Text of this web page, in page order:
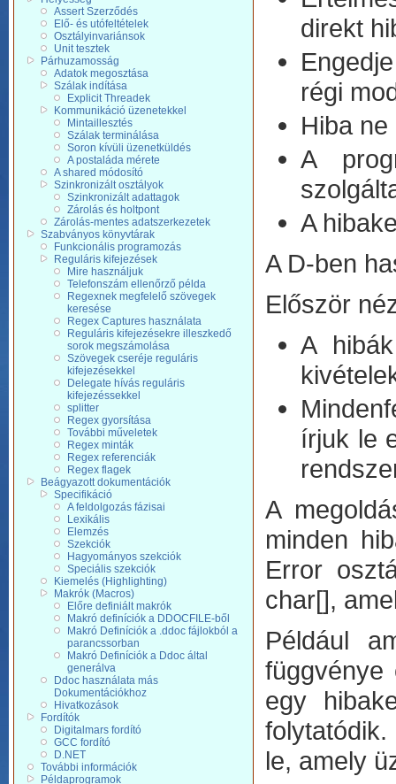
Assert Szerződés
Elő- és utófeltételek
Osztályinvariánsok
Unit tesztek
Párhuzamosság
Adatok megosztása
Szálak indítása
Explicit Threadek
Kommunikáció üzenetekkel
Mintaillesztés
Szálak terminálása
Soron kívüli üzenetküldés
A postaláda mérete
A shared módosító
Szinkronizált osztályok
Szinkronizált adattagok
Zárolás és holtpont
Zárolás-mentes adatszerkezetek
Szabványos könyvtárak
Funkcionális programozás
Reguláris kifejezések
Mire használjuk
Telefonszám ellenőrző példa
Regexnek megfelelő szövegek
keresése
Regex Captures használata
Reguláris kifejezésekre illeszkedő
sorok megszámolása
Szövegek cseréje reguláris
kifejezésekkel
Delegate hívás reguláris
kifejezéssekkel
splitter
Regex gyorsítása
További műveletek
Regex minták
Regex referenciák
Regex flagek
Beágyazott dokumentációk
Specifikáció
A feldolgozás fázisai
Lexikális
Elemzés
Szekciók
Hagyományos szekciók
Speciális szekciók
Kiemelés (Highlighting)
Makrók (Macros)
Előre definiált makrók
Makró definíciók a DDOCFILE-ből
Makró Definíciók a .ddoc fájlokból a
parancssorban
Makró Definíciók a Ddoc által
generálva
Ddoc használata más
Dokumentációkhoz
Hivatkozások
Fordítók
Digitalmars fordító
GCC fordító
D.NET
További információk
Példaprogramok
direkt
régi
Hiba
A
A
A D-ben
Először
A
írjuk le
A
minden
Error
char[],
Például
függvénye
egy
le, amely